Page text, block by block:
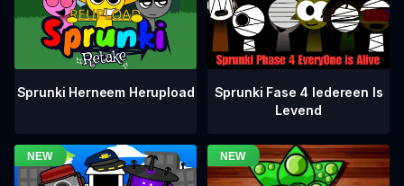
Sprunki Herneem Herupload
Sprunki Fase 4 Iedereen Is
Levend